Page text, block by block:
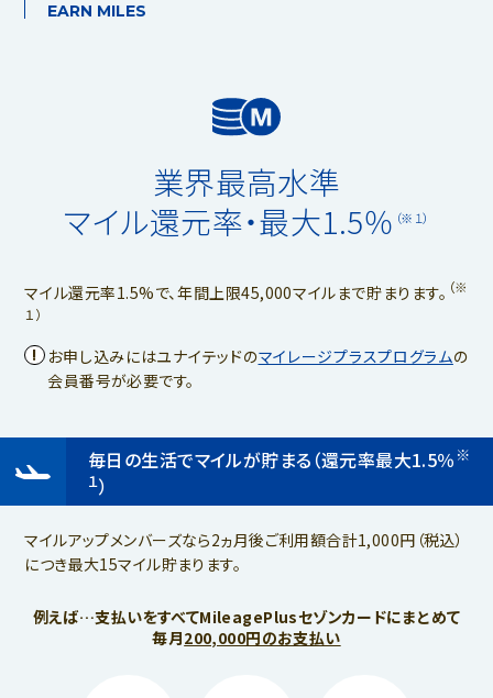
EARN MILES
業界最高水準
マイル還元率・最大1.5％ （※１）
マイル還元率1.5%で、年間上限45,000マイルまで貯まります。 （※
１）
お申し込みにはユナイテッドのマイレージプラスプログラムの
会員番号が必要です。
毎日の生活でマイルが貯まる（還元率最大1.5％ ※
１）
マイルアップメンバーズなら2ヵ月後ご利用額合計1,000円（税込）
につき最大15マイル貯まります。
例えば…支払いをすべてMileagePlusセゾンカードにまとめて
毎月200,000円のお支払い